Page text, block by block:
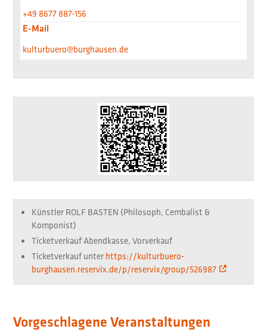
+49 8677 887-156
E-Mail
kulturbuero@burghausen.de
KünstlerROLF BASTEN (Philosoph, Cembalist &
Komponist)
TicketverkaufAbendkasse, Vorverkauf
Ticketverkauf unterhttps://kulturbuero-
burghausen.reservix.de/p/reservix/group/526987
Vorgeschlagene Veranstaltungen